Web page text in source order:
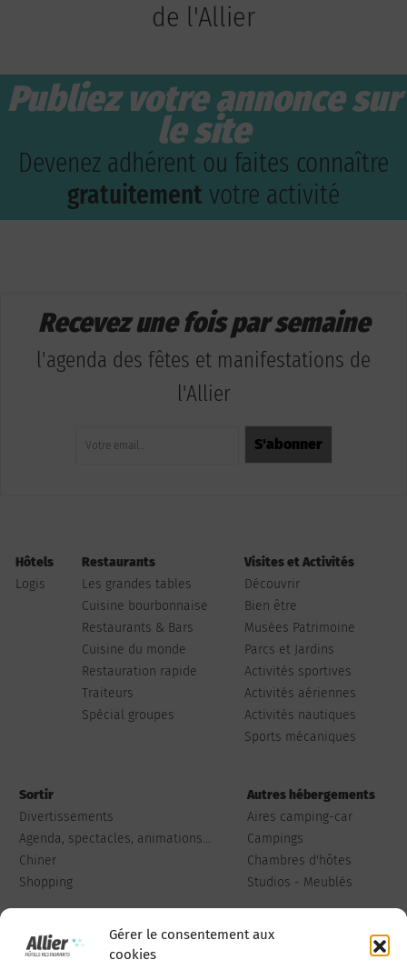
Gérer le consentement aux
cookies
de l'Allier
Publiez votre annonce sur
le site
Devenez adhérent ou faites connaître
gratuitement votre activité
Recevez une fois par semaine
l'agenda des fêtes et manifestations de
l'Allier
Hôtels
Logis
Restaurants
Les grandes tables
Cuisine bourbonnaise
Restaurants & Bars
Cuisine du monde
Restauration rapide
Traiteurs
Spécial groupes
Visites et Activités
Découvrir
Bien être
Musées Patrimoine
Parcs et Jardins
Activités sportives
Activités aériennes
Activités nautiques
Sports mécaniques
Sortir
Divertissements
Agenda, spectacles, animations...
Chiner
Shopping
Autres hébergements
Aires camping-car
Campings
Chambres d'hôtes
Studios - Meublés